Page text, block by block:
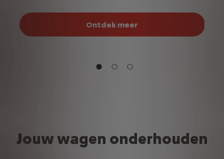
Ontdek meer
Jouw wagen onderhouden